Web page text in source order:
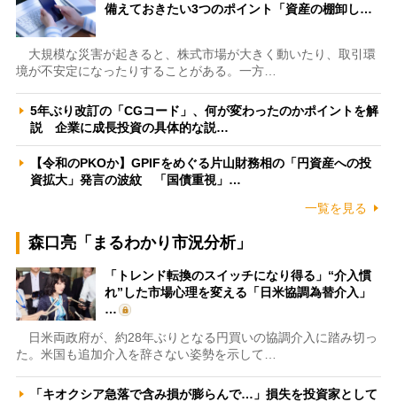
備えておきたい3つのポイント「資産の棚卸し…
大規模な災害が起きると、株式市場が大きく動いたり、取引環
境が不安定になったりすることがある。一方…
5年ぶり改訂の「CGコード」、何が変わったのかポイントを解
説 企業に成長投資の具体的な説…
【令和のPKOか】GPIFをめぐる片山財務相の「円資産への投
資拡大」発言の波紋 「国債重視」…
一覧を見る
森口亮「まるわかり市況分析」
「トレンド転換のスイッチになり得る」“介入慣
れ”した市場心理を変える「日米協調為替介入」
…
日米両政府が、約28年ぶりとなる円買いの協調介入に踏み切っ
た。米国も追加介入を辞さない姿勢を示して…
「キオクシア急落で含み損が膨らんで…」損失を投資家として